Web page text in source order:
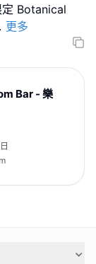
定 Botanical
更多
Bar - 樂